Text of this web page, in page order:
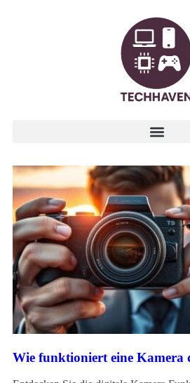
Wie funktioniert eine Kamera